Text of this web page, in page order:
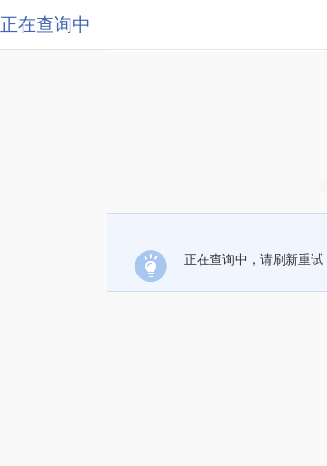
正在查询中
正在查询中，请刷新重试